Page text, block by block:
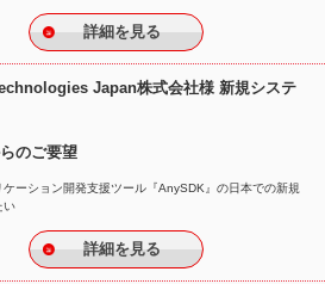
詳細を見る
Japan株式会社様 新規システ
のご要望
ケーション開発支援ツール『AnySDK』の日本での新規
い
詳細を見る